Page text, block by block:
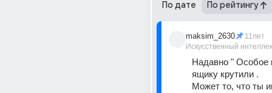
По дате По рейтингу
maksim_2630
Искусственный
11лет
Надавно " Особое
ящику крутили .
Может то, что ты